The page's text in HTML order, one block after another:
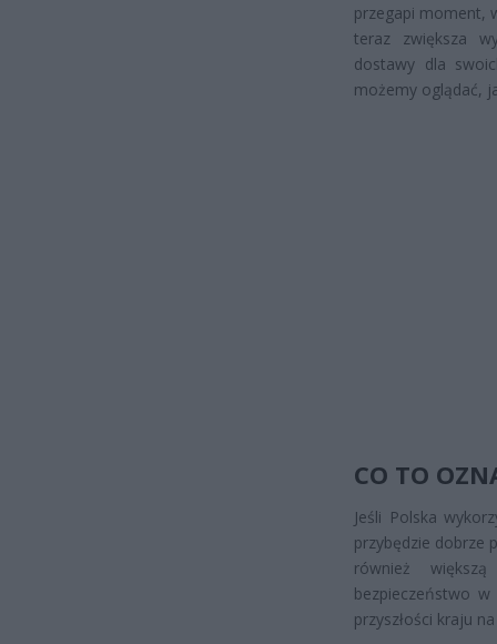
przegapi moment,
teraz zwiększa
dostawy dla
możemy oglądać,
CO TO
Jeśli Polska
przybędzie dobrze
również
bezpieczeństwo
przyszłości kraju